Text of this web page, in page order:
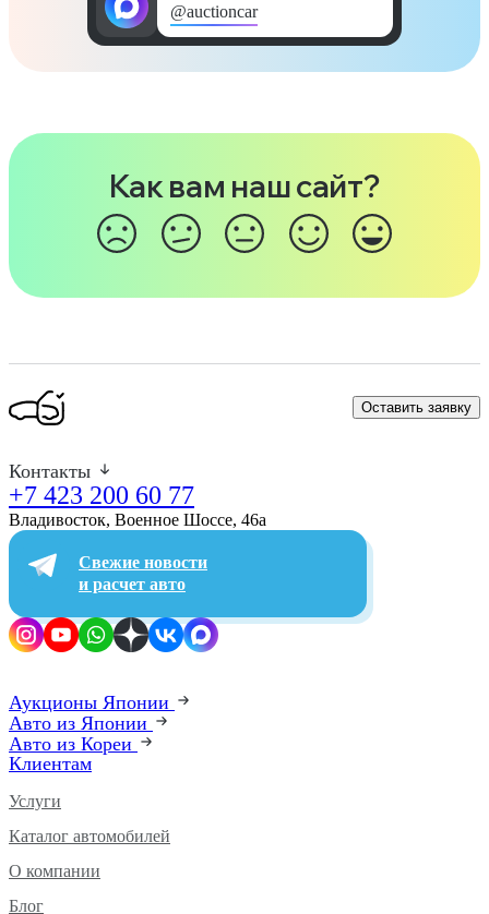
@auctioncar
Как вам наш сайт?
Оставить заявку
Контакты
+7 423 200 60 77
Владивосток, Военное Шоссе, 46а​
Свежие новости
и расчет авто
Аукционы Японии
Авто из Японии
Авто из Кореи
Клиентам
Услуги
Каталог автомобилей
О компании
Блог